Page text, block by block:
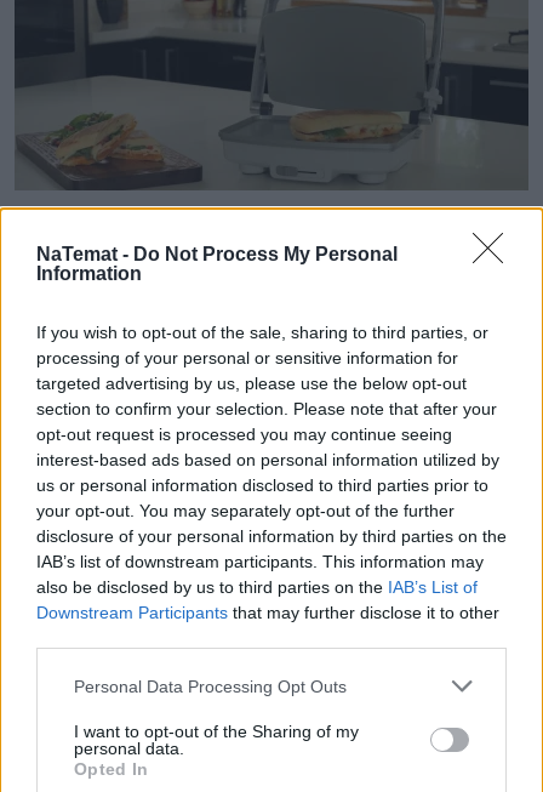
NaTemat - Do Not Process My Personal
Information
If you wish to opt-out of the sale, sharing to third parties, or
processing of your personal or sensitive information for
targeted advertising by us, please use the below opt-out
section to confirm your selection. Please note that after your
opt-out request is processed you may continue seeing
interest-based ads based on personal information utilized by
us or personal information disclosed to third parties prior to
your opt-out. You may separately opt-out of the further
disclosure of your personal information by third parties on the
IAB’s list of downstream participants. This information may
also be disclosed by us to third parties on the IAB’s List of
Downstream Participants that may further disclose it to other
Personal Data Processing Opt Outs
I want to opt-out of the Sharing of my
personal data.
Opted In
wakacjach. Pomysły na ciepłe i
Choć wakacyjny rytm jeszcze trwa w najlepsze,
wiele osób powoli zaczyna przygotowywać się do
powrotu do codziennych obowiązków. Wrzesień
zwykle oznacza wcześniejsze pobudki, więcej spraw
do załatwienia i mniej czasu rano. Właśnie dlatego
już teraz warto pomyśleć o rozwiązaniach, które
ułatwią nam przygotowanie ciepłego śniadania –
bez konieczności spędzania długich minut w
kuchni.
REKLAMA